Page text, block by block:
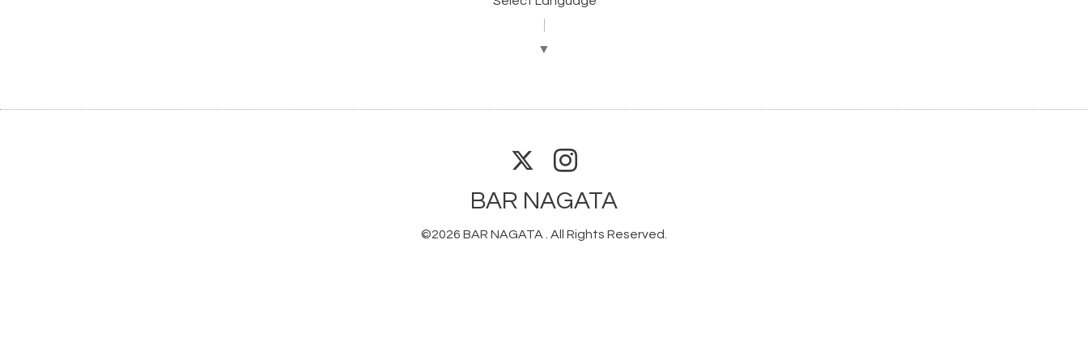
▼
BAR NAGATA
©2026 BAR NAGATA . All Rights Reserved.